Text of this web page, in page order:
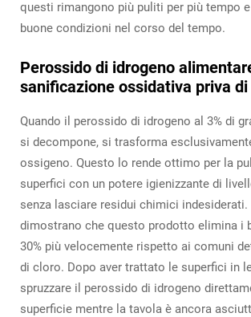
questi rimangono più puliti per più tempo
buone condizioni nel corso del tempo.
Perossido di idrogeno
sanificazione ossidativa priva
Quando il perossido di idrogeno al 3% di
si decompone, si trasforma
ossigeno. Questo lo rende ottimo per la
superfici con un potere igienizzante di
senza lasciare residui chimici
dimostrano che questo prodotto elimina i
30% più velocemente rispetto ai comuni
di cloro. Dopo aver trattato le superfici in
spruzzare il perossido di idrogeno
superficie mentre la tavola è ancora